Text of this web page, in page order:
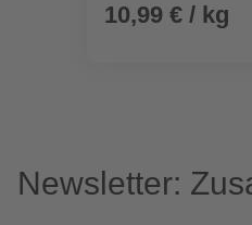
10,99 € / kg
Newsletter: